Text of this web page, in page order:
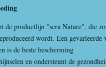
de productlijn "sera Nature", die
wordt. Een gevarieerde
is de beste bescherming
en ondersteunt de